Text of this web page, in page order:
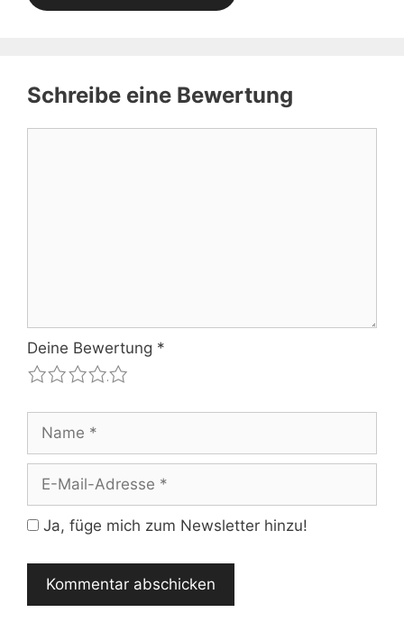
Schreibe eine Bewertung
Deine Bewertung *
4
3
2
1
Name
Adresse
Ja, füge mich zum Newsletter hinzu!